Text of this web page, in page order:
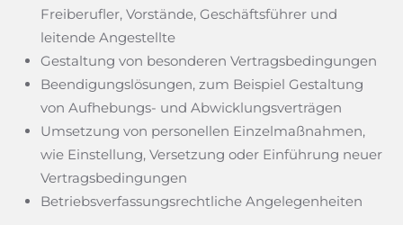
Freiberufler, Vorstände, Geschäftsführer und
leitende Angestellte
Gestaltung von besonderen Vertragsbedingungen
Beendigungslösungen, zum Beispiel Gestaltung
von Aufhebungs- und Abwicklungsverträgen
Umsetzung von personellen Einzelmaßnahmen,
wie Einstellung, Versetzung oder Einführung neuer
Vertragsbedingungen
Betriebsverfassungsrechtliche Angelegenheiten